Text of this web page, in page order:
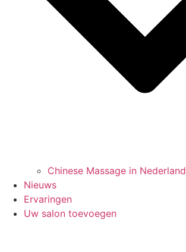
Chinese Massage in Nederland
Nieuws
Ervaringen
Uw salon toevoegen